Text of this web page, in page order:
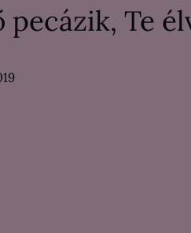
pecázik, Te